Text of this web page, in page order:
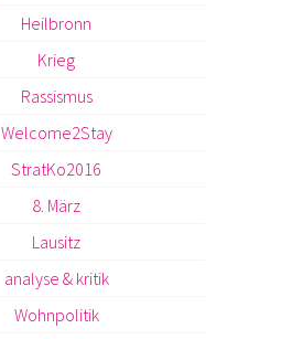
Heilbronn
Krieg
Rassismus
Welcome2Stay
StratKo2016
8. März
Lausitz
analyse & kritik
Wohnpolitik